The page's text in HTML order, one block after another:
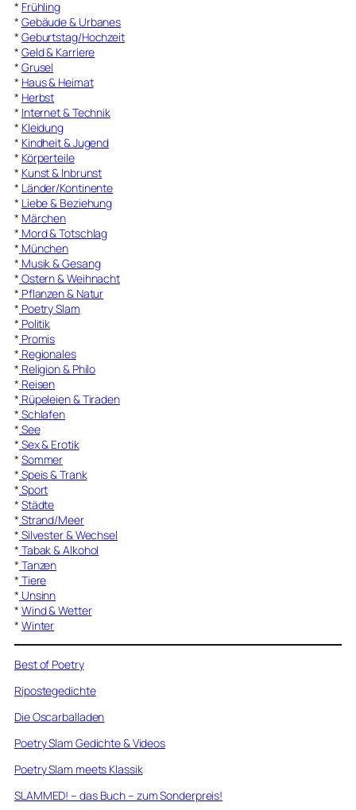
* Frühling
* Gebäude & Urbanes
* Geburtstag/Hochzeit
* Geld & Karriere
* Grusel
* Haus & Heimat
* Herbst
* Internet & Technik
* Kleidung
* Kindheit & Jugend
* Körperteile
* Kunst & Inbrunst
* Länder/Kontinente
* Liebe & Beziehung
* Märchen
* Mord & Totschlag
* München
* Musik & Gesang
* Ostern & Weihnacht
* Pflanzen & Natur
* Poetry Slam
* Politik
* Promis
* Regionales
* Religion & Philo
* Reisen
* Rüpeleien & Tiraden
* Schlafen
* See
* Sex & Erotik
* Sommer
* Speis & Trank
* Sport
* Städte
* Strand/Meer
* Silvester & Wechsel
* Tabak & Alkohol
* Tanzen
* Tiere
* Unsinn
* Wind & Wetter
* Winter
Best of Poetry
Ripostegedichte
Die Oscarballaden
Poetry Slam Gedichte & Videos
Poetry Slam meets Klassik
SLAMMED! – das Buch – zum Sonderpreis!